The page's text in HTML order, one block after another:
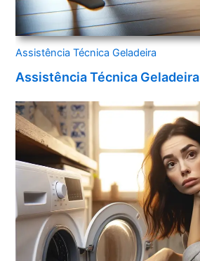
Assistência Técnica Geladeira
Assistência Técnica Geladeira